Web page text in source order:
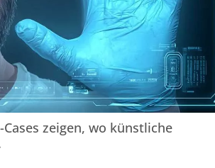
zeigen, wo künstliche